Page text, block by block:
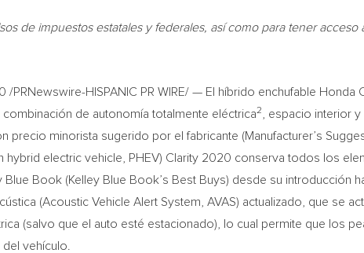
de impuestos estatales y federales, así como para tener acceso
/PRNewswire-HISPANIC PR WIRE/ — El híbrido enchufable
de autonomía totalmente eléctrica2
, espacio interior
minorista sugerido por el fabricante (Manufacturer’s
hybrid electric vehicle, PHEV) Clarity 2020 conserva todos los
Blue Book (Kelley Blue Book’s Best Buys) desde su introducción
(Acoustic Vehicle Alert System, AVAS) actualizado, que se
(salvo que el auto esté estacionado), lo cual permite que los
vehículo.